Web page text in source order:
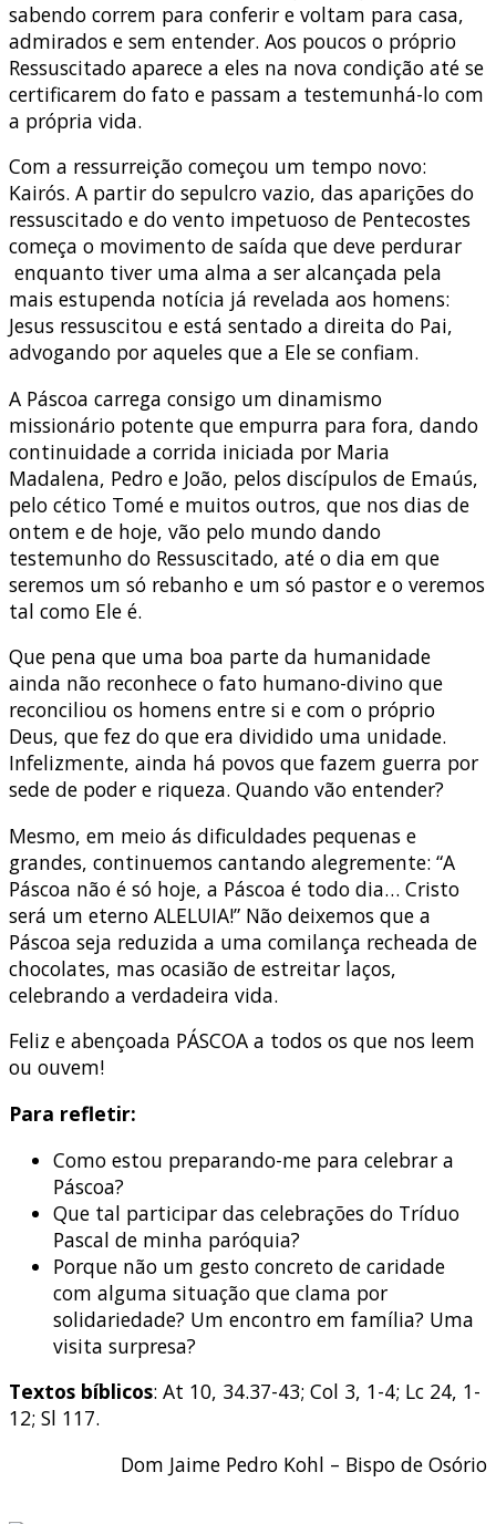
sabendo correm para conferir e voltam para casa,
admirados e sem entender. Aos poucos o próprio
Ressuscitado aparece a eles na nova condição até se
certificarem do fato e passam a testemunhá-lo com
a própria vida.
Com a ressurreição começou um tempo novo:
Kairós. A partir do sepulcro vazio, das aparições do
ressuscitado e do vento impetuoso de Pentecostes
começa o movimento de saída que deve perdurar
enquanto tiver uma alma a ser alcançada pela
mais estupenda notícia já revelada aos homens:
Jesus ressuscitou e está sentado a direita do Pai,
advogando por aqueles que a Ele se confiam.
A Páscoa carrega consigo um dinamismo
missionário potente que empurra para fora, dando
continuidade a corrida iniciada por Maria
Madalena, Pedro e João, pelos discípulos de Emaús,
pelo cético Tomé e muitos outros, que nos dias de
ontem e de hoje, vão pelo mundo dando
testemunho do Ressuscitado, até o dia em que
seremos um só rebanho e um só pastor e o veremos
tal como Ele é.
Que pena que uma boa parte da humanidade
ainda não reconhece o fato humano-divino que
reconciliou os homens entre si e com o próprio
Deus, que fez do que era dividido uma unidade.
Infelizmente, ainda há povos que fazem guerra por
sede de poder e riqueza. Quando vão entender?
Mesmo, em meio ás dificuldades pequenas e
grandes, continuemos cantando alegremente: “A
Páscoa não é só hoje, a Páscoa é todo dia… Cristo
será um eterno ALELUIA!” Não deixemos que a
Páscoa seja reduzida a uma comilança recheada de
chocolates, mas ocasião de estreitar laços,
celebrando a verdadeira vida.
Feliz e abençoada PÁSCOA a todos os que nos leem
ou ouvem!
Para refletir:
Como estou preparando-me para celebrar a
Páscoa?
Que tal participar das celebrações do Tríduo
Pascal de minha paróquia?
Porque não um gesto concreto de caridade
com alguma situação que clama por
solidariedade? Um encontro em família? Uma
visita surpresa?
Textos bíblicos: At 10, 34.37-43; Col 3, 1-4; Lc 24, 1-
12; Sl 117.
Dom Jaime Pedro Kohl – Bispo de Osório